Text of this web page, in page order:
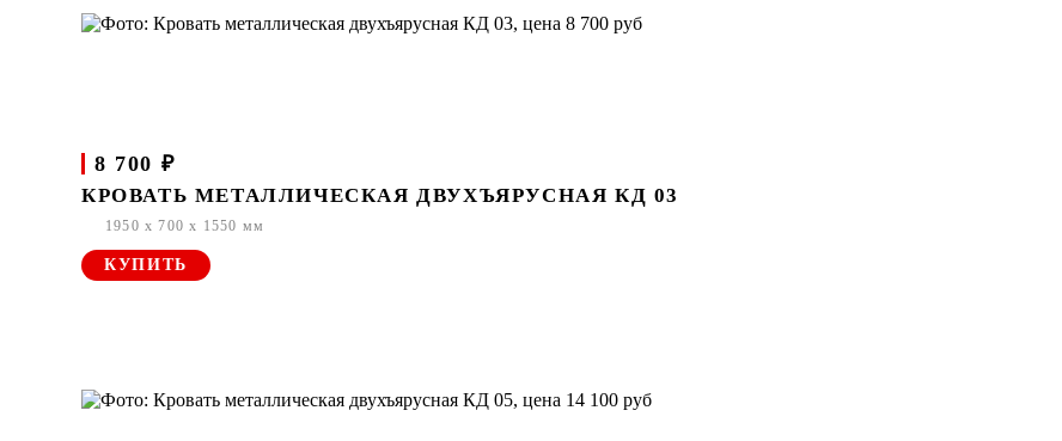
8 700 ₽
КРОВАТЬ МЕТАЛЛИЧЕСКАЯ ДВУХЪЯРУСНАЯ КД 03
1950 x 700 x 1550 мм
КУПИТЬ